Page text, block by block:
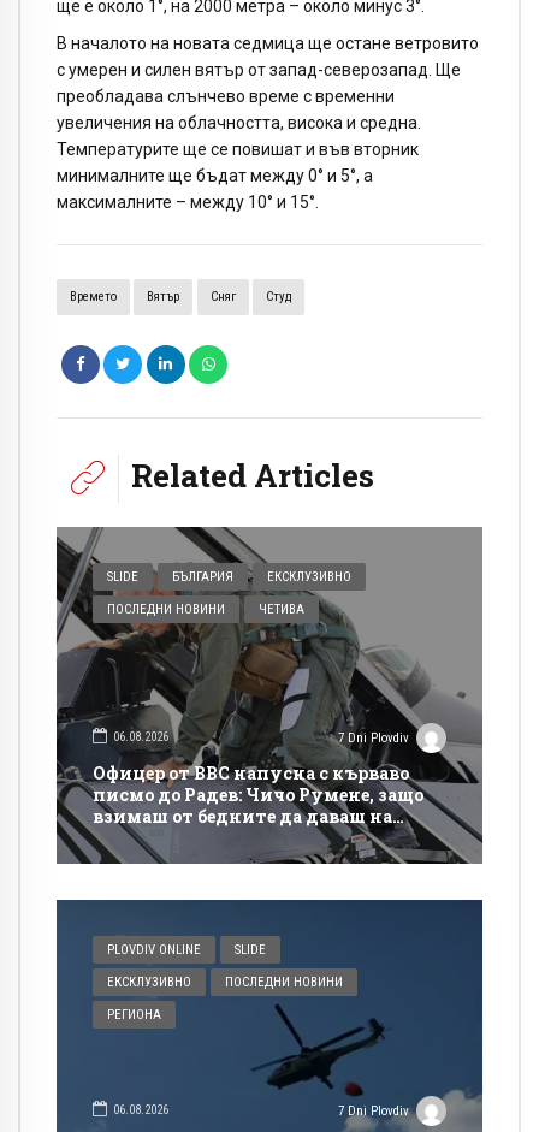
ще е около 1°, на 2000 метра – около минус 3°.
В началото на новата седмица ще остане ветровито
с умерен и силен вятър от запад-северозапад. Ще
преобладава слънчево време с временни
увеличения на облачността, висока и средна.
Температурите ще се повишат и във вторник
минималните ще бъдат между 0° и 5°, а
максималните – между 10° и 15°.
Времето Вятър Сняг Студ
Related Articles
SLIDE БЪЛГАРИЯ ЕКСКЛУЗИВНО
ПОСЛЕДНИ НОВИНИ ЧЕТИВА
06.08.2026 7 Dni Plovdiv
Офицер от ВВС напусна с кърваво
писмо до Радев: Чичо Румене, защо
взимаш от бедните да даваш на
богатите?
PLOVDIV ONLINE SLIDE
ЕКСКЛУЗИВНО ПОСЛЕДНИ НОВИНИ
РЕГИОНА
06.08.2026 7 Dni Plovdiv